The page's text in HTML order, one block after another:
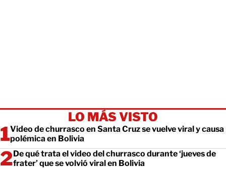
LO MÁS VISTO
Video de churrasco en Santa Cruz se vuelve viral y causa
polémica en Bolivia
De qué trata el video del churrasco durante ‘jueves de
frater’ que se volvió viral en Bolivia